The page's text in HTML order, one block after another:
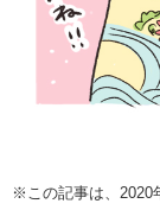
※この記事は、2020